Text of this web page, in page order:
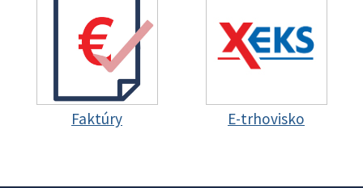
Faktúry E-trhovisko